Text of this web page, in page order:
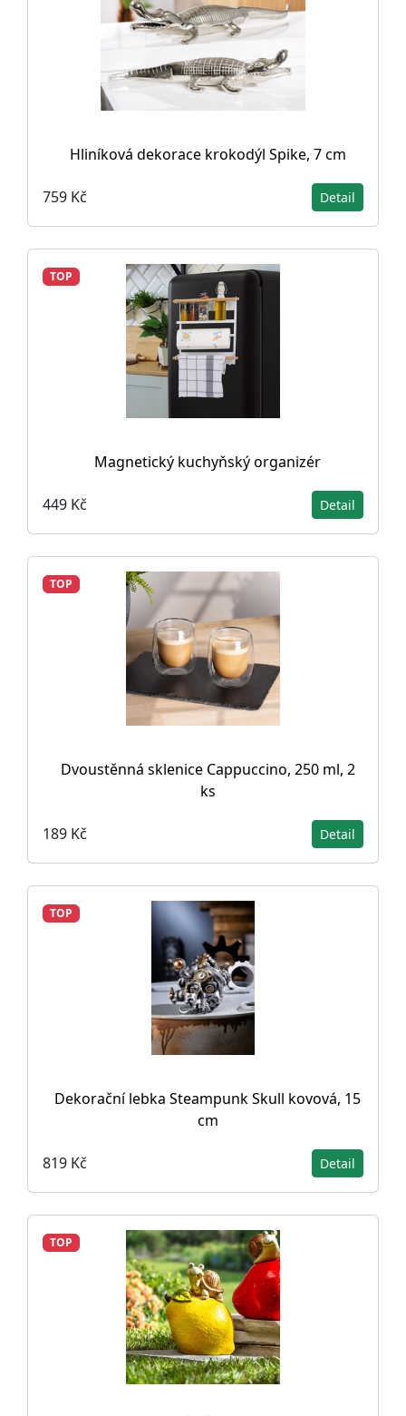
Hliníková dekorace krokodýl Spike, 7 cm
759 Kč Detail
TOP
Magnetický kuchyňský organizér
449 Kč Detail
TOP
Dvoustěnná sklenice Cappuccino, 250 ml, 2
ks
189 Kč Detail
TOP
Dekorační lebka Steampunk Skull kovová, 15
cm
819 Kč Detail
TOP